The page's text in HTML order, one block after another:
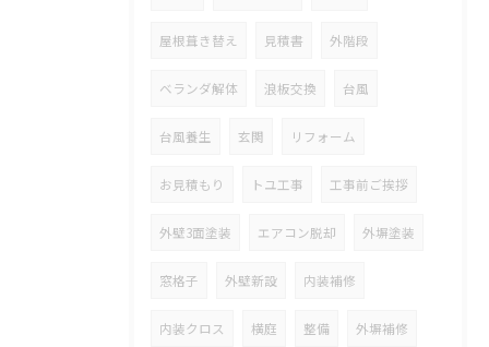
屋根葺き替え 見積書 外階段
ベランダ解体 浪板交換 台風
台風養生 玄関 リフォーム
お見積もり トユ工事 工事前ご挨拶
外壁3面塗装 エアコン脱却 外塀塗装
窓格子 外壁新設 内装補修
内装クロス 横庭 整備 外塀補修